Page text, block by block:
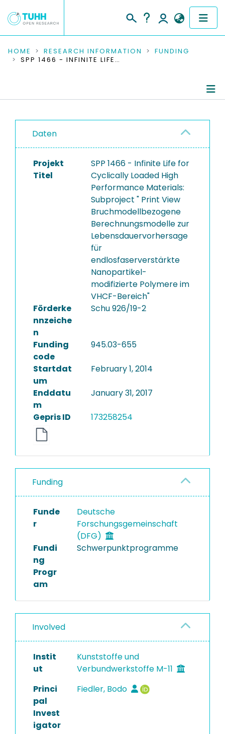
COMMUNITIES & COLLECTIONS
RESEARCH DATA
PEOPLE
INSTITUTIONS
PROJECTS
HOME RESEARCH INFORMATION
FUNDING
SPP 1466 - INFINITE LIFE FOR CYCLICALLY LOADED HIGH PERFORMANCE MATERIALS: SUBPROJECT " PRINT VIEW BRUCHMODELLBEZOGENE BERECHNUNGSMODELLE ZUR LEBENSDAUERVORHERSAGE FÜR ENDLOSFASERVERSTÄRKTE NANOPARTIKEL-MODIFIZIERTE POLYMERE IM VHCF-BEREICH"
Daten
Projekt
Titel
SPP 1466 - Infinite Life for
Cyclically Loaded High
Performance Materials:
Subproject " Print View
Bruchmodellbezogene
Berechnungsmodelle zur
Lebensdauervorhersage
für
endlosfaserverstärkte
Nanopartikel-
modifizierte Polymere im
VHCF-Bereich"
Förderke
nnzeiche
n
Schu 926/19-2
Funding
code
945.03-655
Startdat
um
February 1, 2014
Enddatu
m
January 31, 2017
Gepris ID 173258254
Funding
Funde
r
Deutsche
Forschungsgemeinschaft
(DFG)
Fundi
ng
Progr
am
Schwerpunktprogramme
Involved
Instit
ut
Kunststoffe und
Verbundwerkstoffe M-11
Princi
pal
Invest
igator
Fiedler, Bodo